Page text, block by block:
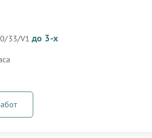
33/V1до 3-х